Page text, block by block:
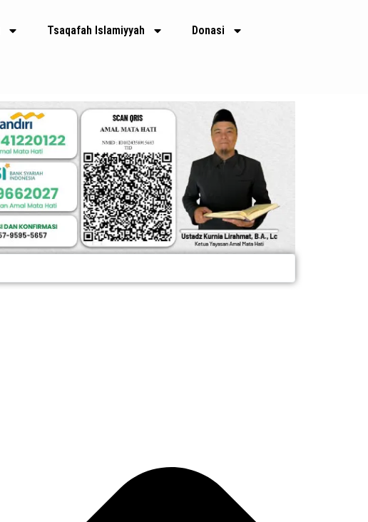
Tsaqafah Islamiyyah Donasi